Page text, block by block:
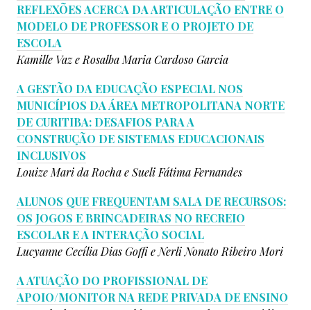
REFLEXÕES ACERCA DA ARTICULAÇÃO ENTRE O
MODELO DE PROFESSOR E O PROJETO DE
ESCOLA
Kamille Vaz e Rosalba Maria Cardoso Garcia
A GESTÃO DA EDUCAÇÃO ESPECIAL NOS
MUNICÍPIOS DA ÁREA METROPOLITANA NORTE
DE CURITIBA: DESAFIOS PARA A
CONSTRUÇÃO DE SISTEMAS EDUCACIONAIS
INCLUSIVOS
Louize Mari da Rocha eSueli Fátima Fernandes
ALUNOS QUE FREQUENTAM SALA DE RECURSOS:
OS JOGOS E BRINCADEIRAS NO RECREIO
ESCOLAR E A INTERAÇÃO SOCIAL
Lucyanne Cecília Dias Goffi e Nerli Nonato Ribeiro Mori
A ATUAÇÃO DO PROFISSIONAL DE
APOIO/MONITOR NA REDE PRIVADA DE ENSINO